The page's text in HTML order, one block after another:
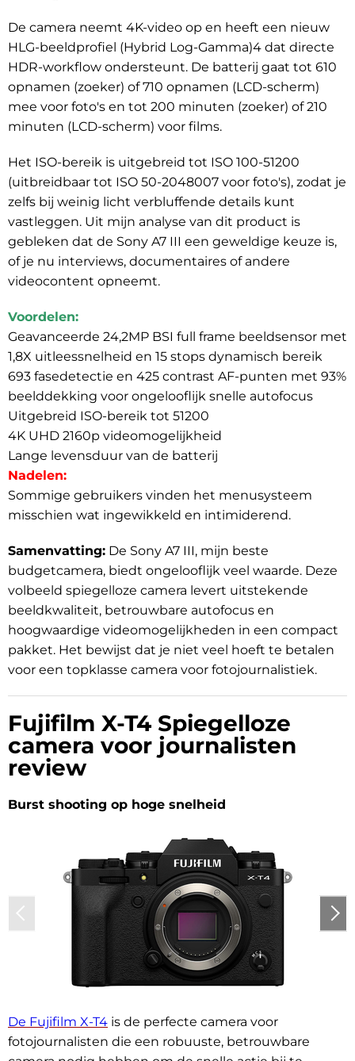
De camera neemt 4K-video op en heeft een nieuw
HLG-beeldprofiel (Hybrid Log-Gamma)4 dat directe
HDR-workflow ondersteunt. De batterij gaat tot 610
opnamen (zoeker) of 710 opnamen (LCD-scherm)
mee voor foto's en tot 200 minuten (zoeker) of 210
minuten (LCD-scherm) voor films.
Het ISO-bereik is uitgebreid tot ISO 100-51200
(uitbreidbaar tot ISO 50-2048007 voor foto's), zodat je
zelfs bij weinig licht verbluffende details kunt
vastleggen. Uit mijn analyse van dit product is
gebleken dat de Sony A7 III een geweldige keuze is,
of je nu interviews, documentaires of andere
videocontent opneemt.
Voordelen:
Geavanceerde 24,2MP BSI full frame beeldsensor met
1,8X uitleessnelheid en 15 stops dynamisch bereik
693 fasedetectie en 425 contrast AF-punten met 93%
beelddekking voor ongelooflijk snelle autofocus
Uitgebreid ISO-bereik tot 51200
4K UHD 2160p videomogelijkheid
Lange levensduur van de batterij
Nadelen:
Sommige gebruikers vinden het menusysteem
misschien wat ingewikkeld en intimiderend.
Samenvatting: De Sony A7 III, mijn beste
budgetcamera, biedt ongelooflijk veel waarde. Deze
volbeeld spiegelloze camera levert uitstekende
beeldkwaliteit, betrouwbare autofocus en
hoogwaardige videomogelijkheden in een compact
pakket. Het bewijst dat je niet veel hoeft te betalen
voor een topklasse camera voor fotojournalistiek.
Fujifilm X-T4 Spiegelloze
camera voor journalisten
review
Burst shooting op hoge snelheid
De Fujifilm X-T4 is de perfecte camera voor
fotojournalisten die een robuuste, betrouwbare